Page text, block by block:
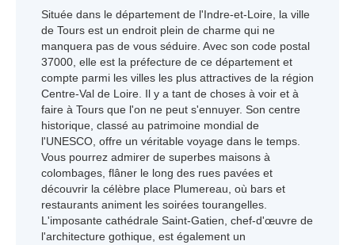
Située dans le département de l'Indre-et-Loire, la ville
de Tours est un endroit plein de charme qui ne
manquera pas de vous séduire. Avec son code postal
37000, elle est la préfecture de ce département et
compte parmi les villes les plus attractives de la région
Centre-Val de Loire. Il y a tant de choses à voir et à
faire à Tours que l'on ne peut s'ennuyer. Son centre
historique, classé au patrimoine mondial de
l'UNESCO, offre un véritable voyage dans le temps.
Vous pourrez admirer de superbes maisons à
colombages, flâner le long des rues pavées et
découvrir la célèbre place Plumereau, où bars et
restaurants animent les soirées tourangelles.
L'imposante cathédrale Saint-Gatien, chef-d'œuvre de
l'architecture gothique, est également un